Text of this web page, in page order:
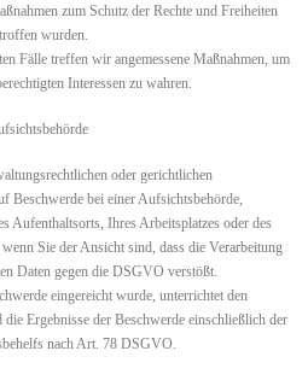
zum Schutz der Rechte und Freiheiten
wurden.
Fälle treffen wir angemessene Maßnahmen, um
Interessen zu wahren.
oder gerichtlichen
Beschwerde bei einer Aufsichtsbehörde,
Aufenthaltsorts, Ihres Arbeitsplatzes oder des
Sie der Ansicht sind, dass die Verarbeitung
Daten gegen die DSGVO verstößt.
eingereicht wurde, unterrichtet den
Ergebnisse der Beschwerde einschließlich der
nach Art. 78 DSGVO.